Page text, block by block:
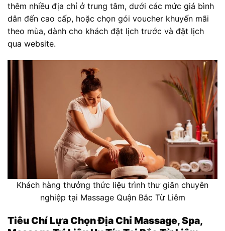
thêm nhiều địa chỉ ở trung tâm, dưới các mức giá bình
dân đến cao cấp, hoặc chọn gói voucher khuyến mãi
theo mùa, dành cho khách đặt lịch trước và đặt lịch
qua website.
Khách hàng thưởng thức liệu trình thư giãn chuyên
nghiệp tại Massage Quận Bắc Từ Liêm
Tiêu Chí Lựa Chọn Địa Chỉ Massage, Spa,